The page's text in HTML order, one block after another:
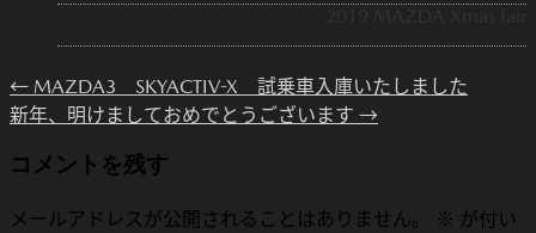
← MAZDA3 SKYACTIV-X 試乗車入庫いたしました
新年、明けましておめでとうございます →
コメントを残す
メールアドレスが公開されることはありません。 ※ が付い